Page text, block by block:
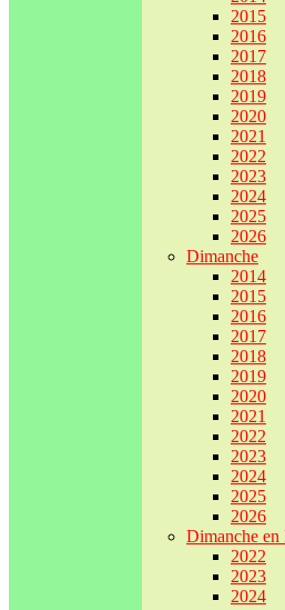
2015
2016
2017
2018
2019
2020
2021
2022
2023
2024
2025
2026
Dimanche
2014
2015
2016
2017
2018
2019
2020
2021
2022
2023
2024
2025
2026
Dimanche en
2022
2023
2024